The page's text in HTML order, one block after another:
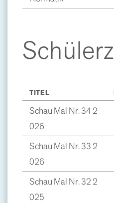
TITEL
Schau Mal Nr. 34 2
026
Schau Mal Nr. 33 2
026
Schau Mal Nr. 32 2
025